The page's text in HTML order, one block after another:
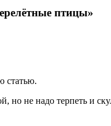
птицы»
статью.
но не надо терпеть и